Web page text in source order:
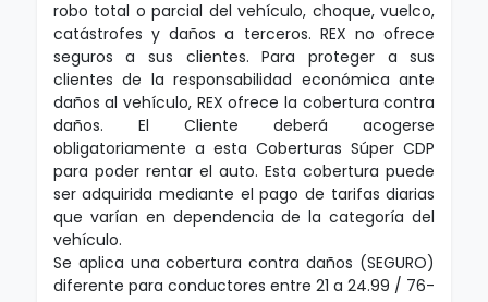
robo total o parcial del vehículo, choque, vuelco,
catástrofes y daños a terceros. REX no ofrece
seguros a sus clientes. Para proteger a sus
clientes de la responsabilidad económica ante
daños al vehículo, REX ofrece la cobertura contra
daños. El Cliente deberá acogerse
obligatoriamente a esta Coberturas Súper CDP
para poder rentar el auto. Esta cobertura puede
ser adquirida mediante el pago de tarifas diarias
que varían en dependencia de la categoría del
vehículo.
Se aplica una cobertura contra daños (SEGURO)
diferente para conductores entre 21 a 24.99 / 76-